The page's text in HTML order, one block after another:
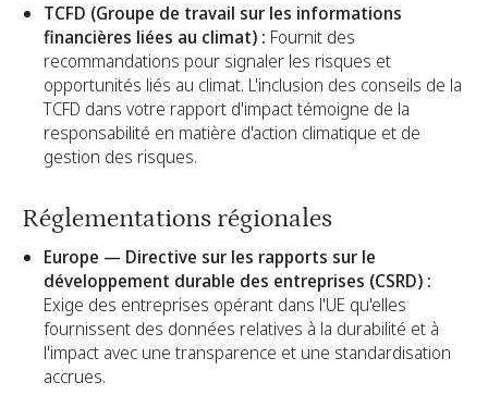
TCFD (Groupe de travail sur les informations
financières liées au climat) : Fournit des
recommandations pour signaler les risques et
opportunités liés au climat. L'inclusion des conseils de la
TCFD dans votre rapport d'impact témoigne de la
responsabilité en matière d'action climatique et de
gestion des risques.
Réglementations régionales
Europe — Directive sur les rapports sur le
développement durable des entreprises (CSRD) :
Exige des entreprises opérant dans l'UE qu'elles
fournissent des données relatives à la durabilité et à
l'impact avec une transparence et une standardisation
accrues.